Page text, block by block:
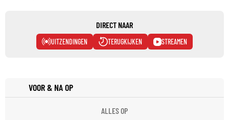
DIRECT NAAR
UITZENDINGEN TERUGKIJKEN STREAMEN
VOOR & NA OP
ALLES OP